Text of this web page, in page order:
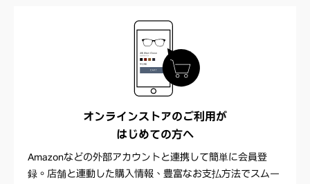
オンラインストアのご利用が
はじめての方へ
Amazonなどの外部アカウントと連携して簡単に会員登
録。店舗と連動した購入情報、豊富なお支払方法でスムー